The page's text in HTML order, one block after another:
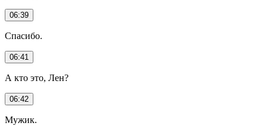
06:39
Спасибо.
06:41
А кто это, Лен?
06:42
Мужик.